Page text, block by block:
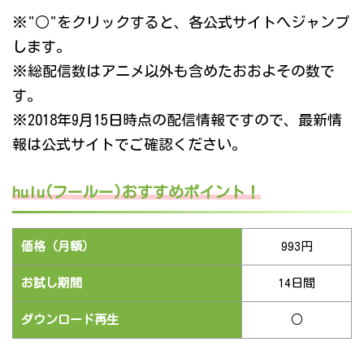
※"○"をクリックすると、各公式サイトへジャンプ
します。
※総配信数はアニメ以外も含めたおおよその数で
す。
※2018年9月15日時点の配信情報ですので、最新情
報は公式サイトでご確認ください。
hulu(フールー)おすすめポイント！
価格（月額） 993円
お試し期間 14日間
ダウンロード再生 ○